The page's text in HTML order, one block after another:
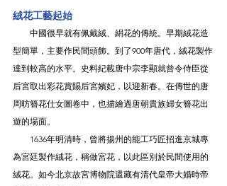
絨花工藝起始
中國很早就有佩戴絨、絹花的傳統。早期絨花造
型簡單，主要作民間頭飾。到了900年唐代，絨花製作
達到較高的水平。史料紀載唐中宗李顯就曾令侍臣從
后宮取出彩花賞賜后宮嬪妃，以迎新春。在傳世的唐
周昉簪花仕女圖卷中，也描繪過唐朝貴族婦女簪花出
遊的場面。
1636年明清時，曾將揚州的能工巧匠招進京城專
為宮廷製作絨花，稱做宮花，以此區別於民間使用的
絨花。如今北京故宮博物院還藏有清代皇帝大婚時帝